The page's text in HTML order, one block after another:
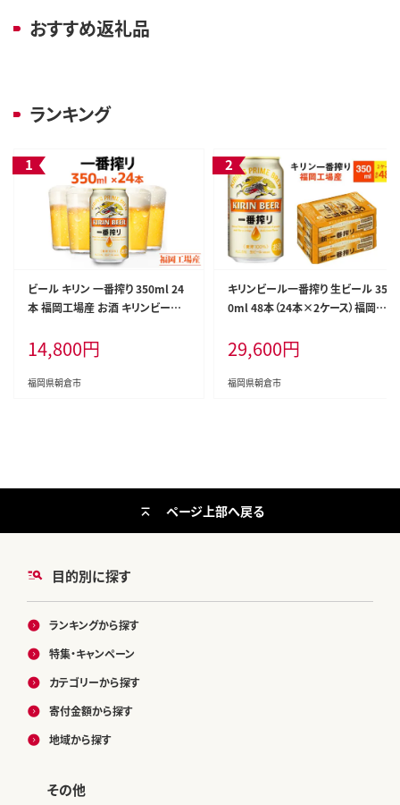
おすすめ返礼品
ランキング
ビール キリン 一番搾り 350ml 24
本 福岡工場産 お酒 キリンビール
ケース 一番搾り麦汁 麦100％ すみ
きった味わい
14,800円
福岡県朝倉市
キリンビール一番搾り 生ビール 35
0ml 48本（24本×2ケース）福岡工
り キリン一番搾り 1週間以内 発送
29,600円
福岡県朝倉市
目的別に探す
ランキングから探す
特集・キャンペーン
カテゴリーから探す
寄付金額から探す
地域から探す
その他
ページ上部へ戻る